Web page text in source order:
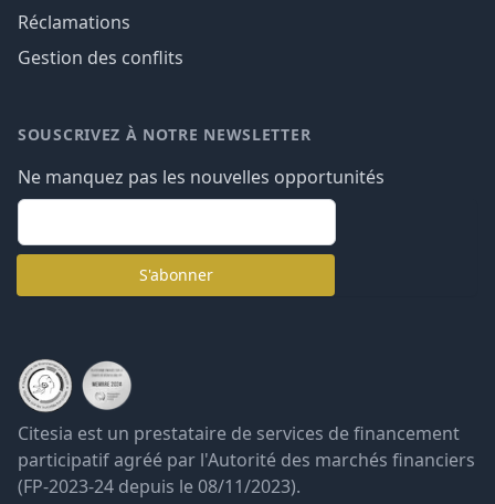
Réclamations
Gestion des conflits
SOUSCRIVEZ À NOTRE NEWSLETTER
Ne manquez pas les nouvelles opportunités
email
S'abonner
Citesia est un prestataire de services de financement
participatif agréé par l'Autorité des marchés financiers
(FP-2023-24 depuis le 08/11/2023).